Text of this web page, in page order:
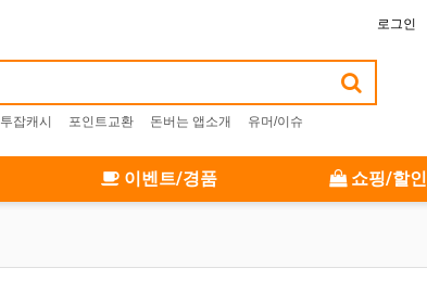
로그인
투잡캐시 포인트교환 돈버는 앱소개 유머/이슈
이벤트/경품 쇼핑/할인